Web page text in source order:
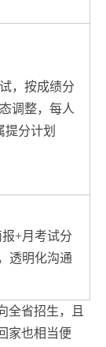
，按成绩分
调整，每人
提分计划
+月考试分
透明化沟通
全省招生，且
家也相当便